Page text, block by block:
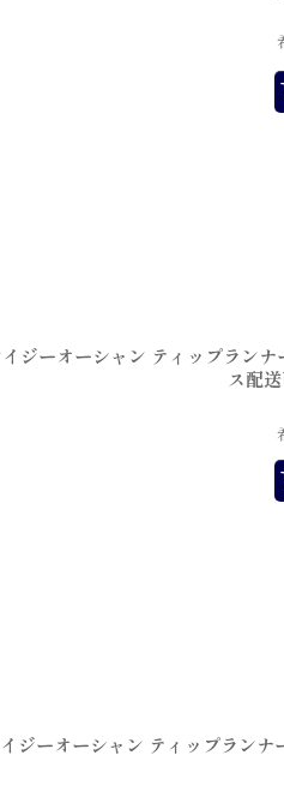
イジーオーシャン ティップラン
ス配送
ジーオーシャン ティップラン